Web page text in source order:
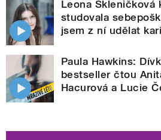
Leona Skleničková
studovala
jsem z ní udělat
Paula Hawkins:
bestseller čtou
Hacurová a Lucie